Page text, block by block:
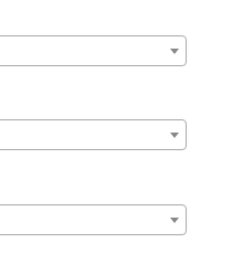
to
our
main
instead.